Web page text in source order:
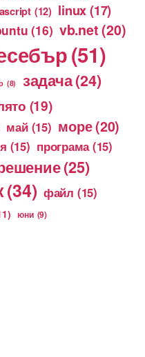
(12) linux(17)
(16) vb.net(20)
(51)
(8) задача(24)
(19)
май (15) море(20)
(15) програма (15)
(25)
(34) файл (15)
юни (9)